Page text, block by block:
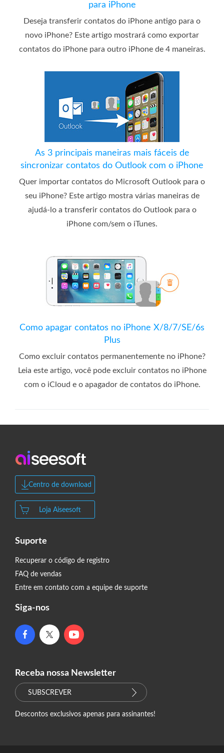
para iPhone
Deseja transferir contatos do iPhone antigo para o
novo iPhone? Este artigo mostrará como exportar
contatos do iPhone para outro iPhone de 4 maneiras.
As 3 principais maneiras mais fáceis de
sincronizar contatos do Outlook com o iPhone
Quer importar contatos do Microsoft Outlook para o
seu iPhone? Este artigo mostra várias maneiras de
ajudá-lo a transferir contatos do Outlook para o
iPhone com/sem o iTunes.
Como apagar contatos no iPhone X/8/7/SE/6s
Plus
Como excluir contatos permanentemente no iPhone?
Leia este artigo, você pode excluir contatos no iPhone
com o iCloud e o apagador de contatos do iPhone.
Centro de download
Loja Aiseesoft
Suporte
Recuperar o código de registro
FAQ de vendas
Entre em contato com a equipe de suporte
Siga-nos
Receba nossa Newsletter
SUBSCREVER
Descontos exclusivos apenas para assinantes!